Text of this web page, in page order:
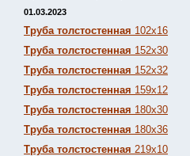
01.03.2023
Труба толстостенная 102х16
Труба толстостенная 152х30
Труба толстостенная 152х32
Труба толстостенная 159х12
Труба толстостенная 180х30
Труба толстостенная 180х36
Труба толстостенная 219х10